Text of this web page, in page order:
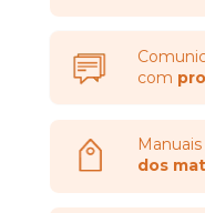
com
dos